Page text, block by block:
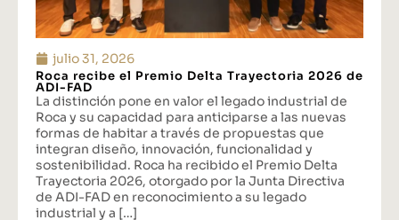
julio 31, 2026
Roca recibe el Premio Delta Trayectoria 2026 de
ADI-FAD
La distinción pone en valor el legado industrial de
Roca y su capacidad para anticiparse a las nuevas
formas de habitar a través de propuestas que
integran diseño, innovación, funcionalidad y
sostenibilidad. Roca ha recibido el Premio Delta
Trayectoria 2026, otorgado por la Junta Directiva
de ADI-FAD en reconocimiento a su legado
industrial y a […]